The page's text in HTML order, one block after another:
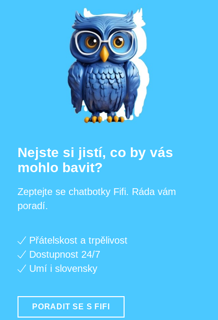
Nejste si jistí, co by vás
mohlo bavit?
Zeptejte se chatbotky Fifi. Ráda vám
poradí.
Přátelskost a trpělivost
Dostupnost 24/7
Umí i slovensky
PORADIT SE S FIFI